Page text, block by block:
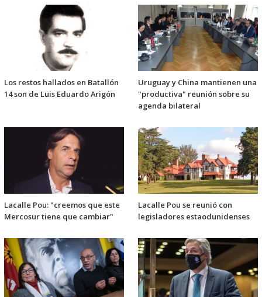
Los restos hallados en Batallón
14 son de Luis Eduardo Arigón
Uruguay y China mantienen una
"productiva" reunión sobre su
agenda bilateral
Lacalle Pou: "creemos que este
Mercosur tiene que cambiar"
Lacalle Pou se reunió con
legisladores estaodunidenses